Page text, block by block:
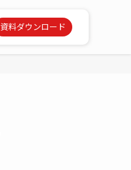
資料ダウンロード